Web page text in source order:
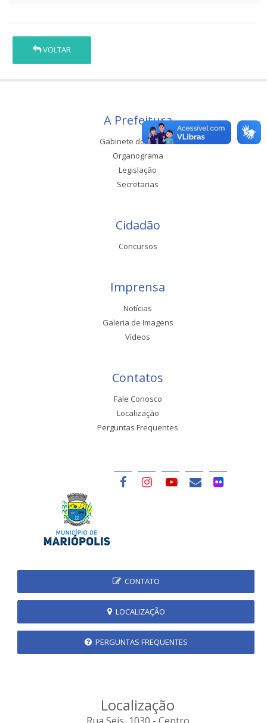
VOLTAR
A Prefeitura
Gabinete do Prefeito
Organograma
Legislação
Secretarias
Cidadão
Concursos
Imprensa
Notícias
Galeria de Imagens
Vídeos
Contatos
Fale Conosco
Localização
Perguntas Frequentes
CONTATO
LOCALIZAÇÃO
PERGUNTAS FREQUENTES
Localização
Rua Seis, 1030 - Centro